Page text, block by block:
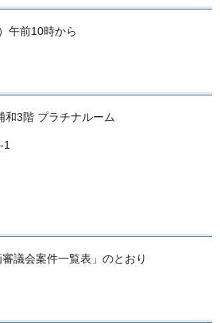
午前10時から
和3階 プラチナルーム
議会案件一覧表」のとおり